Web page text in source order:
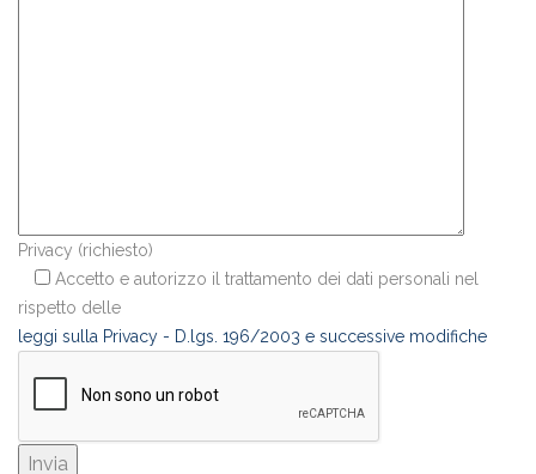
Privacy (richiesto)
Accetto e autorizzo il trattamento dei dati personali nel
rispetto delle
leggi sulla Privacy - D.lgs. 196/2003 e successive modifiche